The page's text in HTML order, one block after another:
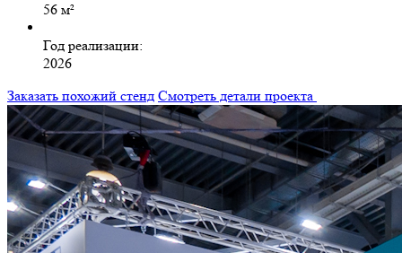
56 м²
Год реализации:
2026
Заказать похожий стенд Смотреть детали проекта